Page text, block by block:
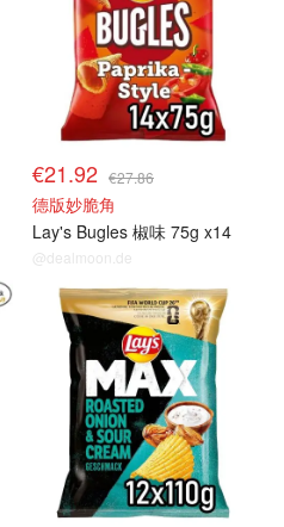
€21.92 €27.86
德版妙脆角
Lay's Bugles 椒味 75g x14
@dealmoon.de